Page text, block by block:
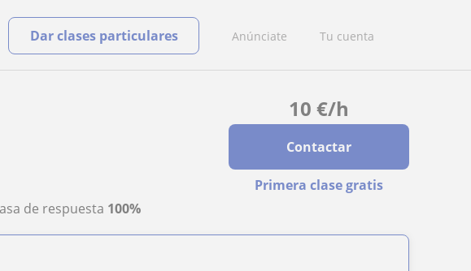
Anúnciate Tu cuenta
Dar clases particulares
10 €/h
Contactar
Primera clase gratis
Tasa de respuesta 100%